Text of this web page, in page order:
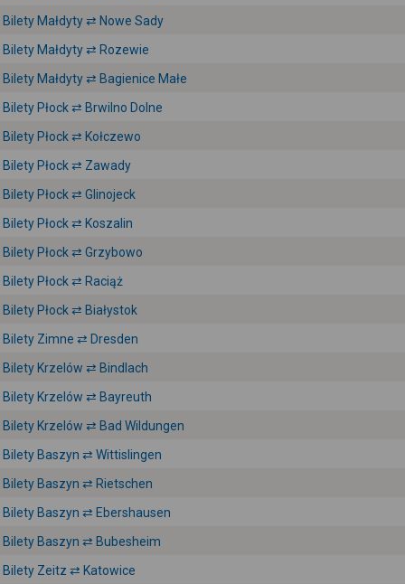
Bilety Małdyty ⇄ Nowe Sady
Bilety Małdyty ⇄ Rozewie
Bilety Małdyty ⇄ Bagienice Małe
Bilety Płock ⇄ Brwilno Dolne
Bilety Płock ⇄ Kołczewo
Bilety Płock ⇄ Zawady
Bilety Płock ⇄ Glinojeck
Bilety Płock ⇄ Koszalin
Bilety Płock ⇄ Grzybowo
Bilety Płock ⇄ Raciąż
Bilety Płock ⇄ Białystok
Bilety Zimne ⇄ Dresden
Bilety Krzelów ⇄ Bindlach
Bilety Krzelów ⇄ Bayreuth
Bilety Krzelów ⇄ Bad Wildungen
Bilety Baszyn ⇄ Wittislingen
Bilety Baszyn ⇄ Rietschen
Bilety Baszyn ⇄ Ebershausen
Bilety Baszyn ⇄ Bubesheim
Bilety Zeitz ⇄ Katowice